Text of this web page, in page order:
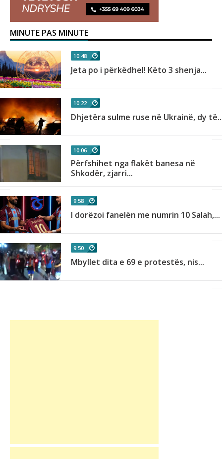
MINUTE PAS MINUTE
10:48
Jeta po i përkëdhel! Këto 3 shenja...
10:22
Dhjetëra sulme ruse në Ukrainë, dy
10:06
Përfshihet nga flakët banesa në
Shkodër, zjarri...
9:58
I dorëzoi fanelën me numrin 10 Salah,...
9:50
Mbyllet dita e 69 e protestës, nis...